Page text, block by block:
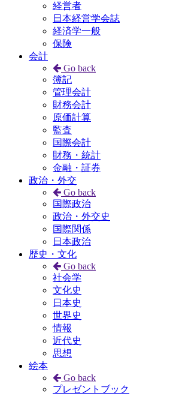
経営者
日本経営学会誌
経済学一般
保険
会計
Go back
簿記
管理会計
財務会計
原価計算
監査
国際会計
財務・統計
金融・証券
政治・外交
Go back
国際政治
政治・外交史
国際関係
日本政治
歴史・文化
Go back
社会学
文化史
日本史
世界史
情報
近代史
思想
絵本
Go back
プレゼントブック